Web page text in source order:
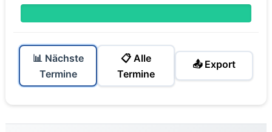
📊 Nächste
Termine
📋 Alle
Termine
📤 Export